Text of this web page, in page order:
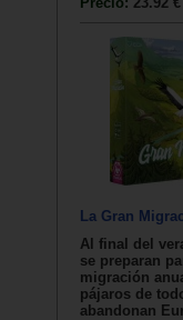
La Gran
Al final del
se preparan
migración
pájaros de
abandonan